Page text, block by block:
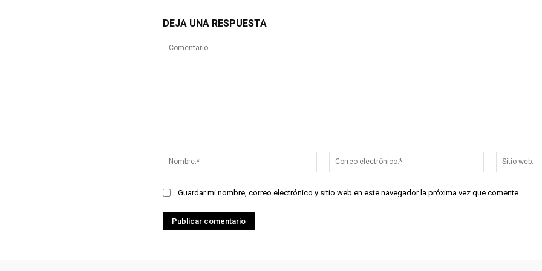
DEJA UNA RESPUESTA
Nombre:*
Correo
electrónico:*
Guardar mi nombre, correo electrónico y sitio web en este navegador la próxima vez que comente.